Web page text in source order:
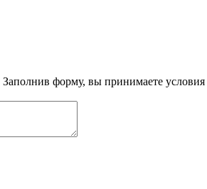
Заполнив форму, вы принимаете условия